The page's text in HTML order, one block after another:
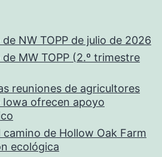
NW TOPP de julio de 2026
MW TOPP (2.º trimestre
reuniones de agricultores
ofrecen apoyo
de Hollow Oak Farm
ecológica